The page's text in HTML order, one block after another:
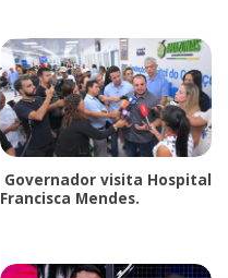
Governador visita Hospital
Francisca Mendes.